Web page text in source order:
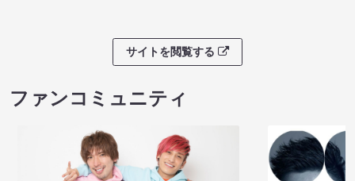
サイトを閲覧する
ファンコミュニティ